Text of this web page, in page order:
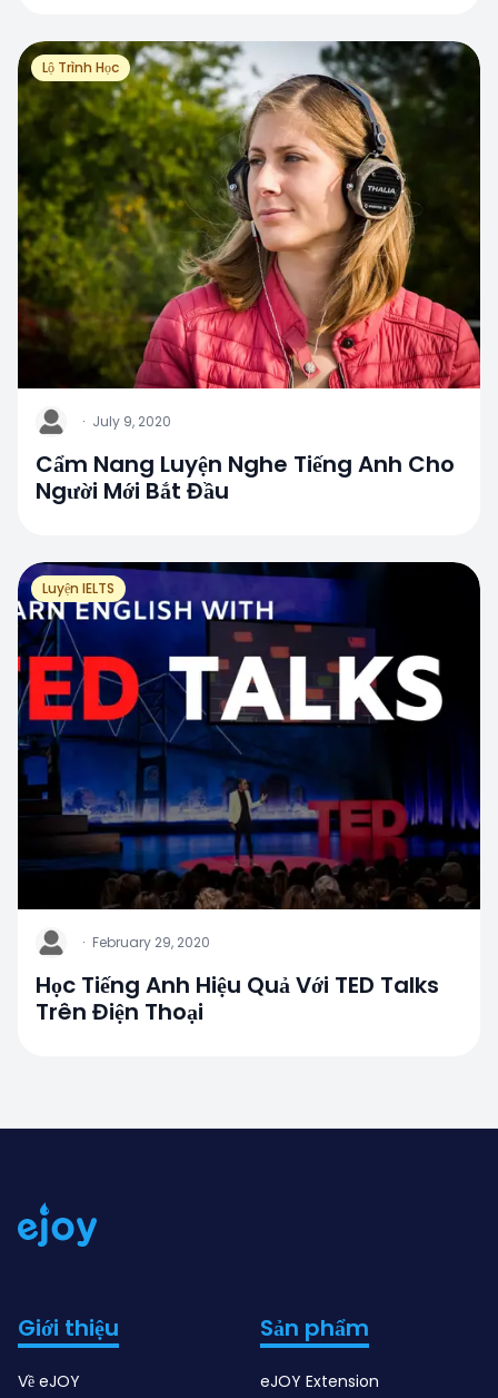
Lộ Trình Học
J · July 9, 2020
Cẩm Nang Luyện Nghe Tiếng Anh Cho
Người Mới Bắt Đầu
Luyện IELTS
J · February 29, 2020
Học Tiếng Anh Hiệu Quả Với TED Talks
Trên Điện Thoại
Giới thiệu
Về eJOY
Sản phẩm
eJOY Extension